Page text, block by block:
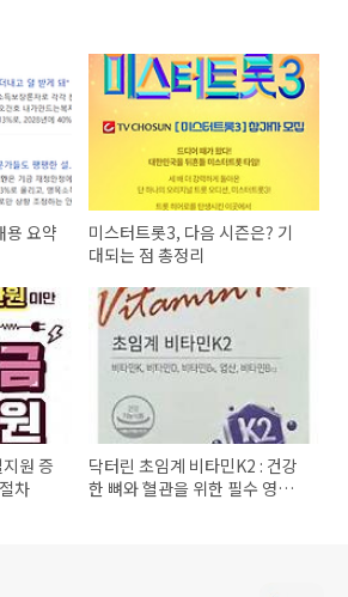
용 요약
미스터트롯3, 다음 시즌은? 기
대되는 점 총정리
원 증
차
닥터린 초임계 비타민K2 : 건강
한 뼈와 혈관을 위한 필수 영양